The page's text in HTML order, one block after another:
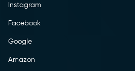
Instagram
Facebook
Google
Amazon